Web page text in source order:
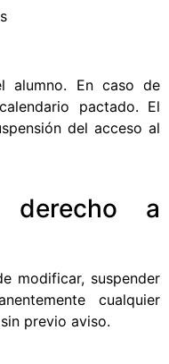
alumno. En caso de
pactado. El
del acceso al
a
modificar, suspender
cualquier
previo aviso.